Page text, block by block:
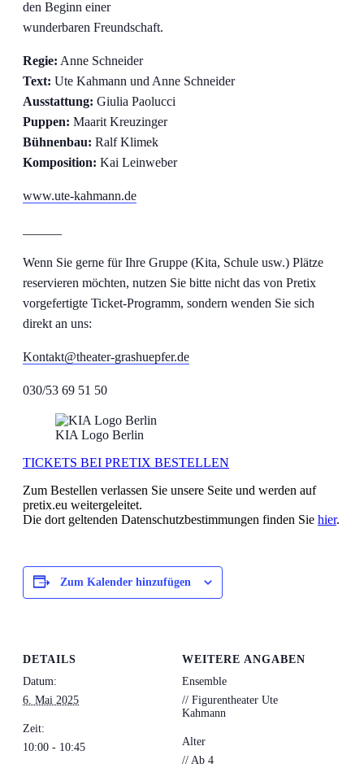
den Beginn einer
wunderbaren Freundschaft.
Regie: Anne Schneider
Text: Ute Kahmann und Anne Schneider
Ausstattung: Giulia Paolucci
Puppen: Maarit Kreuzinger
Bühnenbau: Ralf Klimek
Komposition: Kai Leinweber
www.ute-kahmann.de
Wenn Sie gerne für Ihre Gruppe (Kita, Schule usw.) Plätze
reservieren möchten, nutzen Sie bitte nicht das von Pretix
vorgefertigte Ticket-Programm, sondern wenden Sie sich
direkt an uns:
Kontakt@theater-grashuepfer.de
030/53 69 51 50
KIA Logo Berlin
TICKETS BEI PRETIX BESTELLEN
Zum Bestellen verlassen Sie unsere Seite und werden auf
pretix.eu weitergeleitet.
Die dort geltenden Datenschutzbestimmungen finden Sie hier.
Zum Kalender hinzufügen
DETAILS
Datum:
6. Mai 2025
Zeit:
10:00 - 10:45
WEITERE ANGABEN
Ensemble
// Figurentheater Ute
Kahmann
Alter
// Ab 4